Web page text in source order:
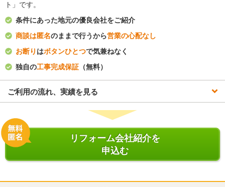
ト」です。
条件にあった地元の優良会社をご紹介
商談は匿名のままで行うから営業の心配なし
お断り はボタンひとつで気兼ねなく
独自の工事完成保証 （無料）
ご利用の流れ、実績を見る
リフォーム会社紹介を
申込む